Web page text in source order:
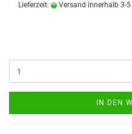
Lieferzeit:
Versand innerhalb 3-5
IN DEN